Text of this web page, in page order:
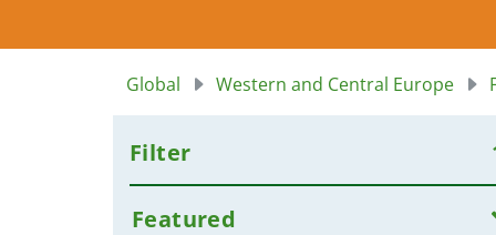
Global Western and Central Europe
Filter
Featured